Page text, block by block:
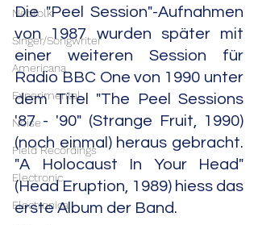
Neofolk
Singer/Songwriter
Americana
Experimental
Noise
Field Recordings
Electronic
Electronica
Die "Peel Session"-Aufnahmen
von 1987 wurden später mit
einer weiteren Session für
Radio BBC One von 1990 unter
dem Titel "The Peel Sessions
'87 - '90" (Strange Fruit, 1990)
(noch einmal) heraus gebracht.
"A Holocaust In Your Head"
(Head Eruption, 1989) hiess das
erste Album der Band.